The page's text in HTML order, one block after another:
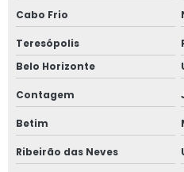
Empresa especializada em nr
Empresa especializada em
Empresa laudo spda
Empresa treinamentos de nr
Cabo Frio
Teresópolis
Belo Horizonte
Contagem
Betim
Ribeirão das Neves